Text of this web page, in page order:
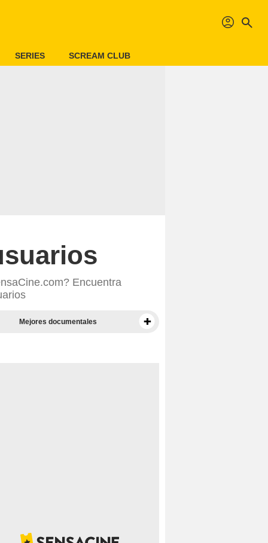
profil search
SERIES SCREAM CLUB
Encuentra
Mejores documentales